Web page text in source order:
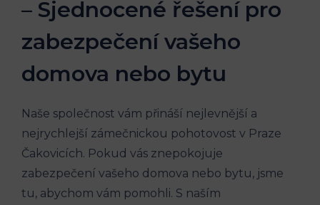
– Sjednocené řešení pro
zabezpečení vašeho
domova nebo bytu
Naše společnost vám přináší nejlevnější a
nejrychlejší zámečnickou pohotovost v Praze
Čakovicích. Pokud vás znepokojuje
zabezpečení vašeho domova nebo bytu, jsme
tu, abychom vám pomohli. S naším